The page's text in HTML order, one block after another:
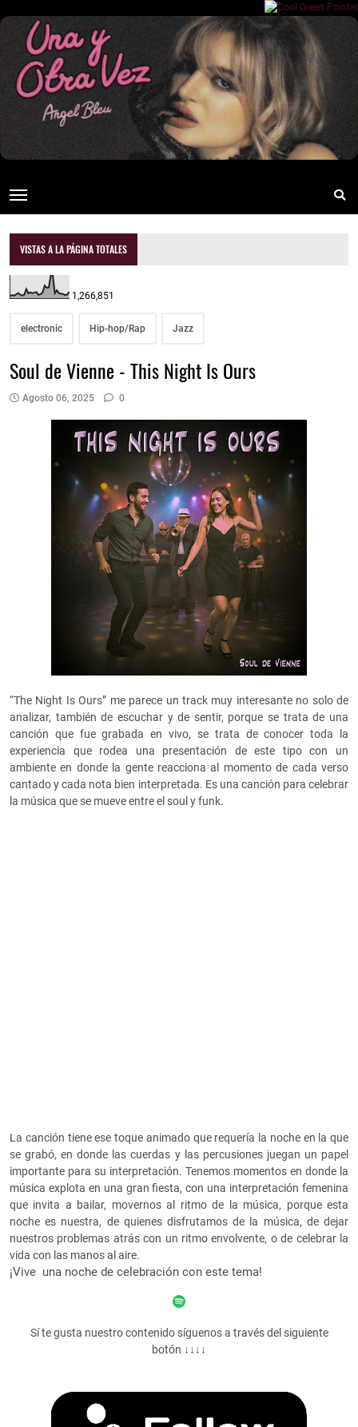
VISTAS A LA PÁGINA TOTALES
1,266,851
electronic Hip-hop/Rap Jazz
Soul de Vienne - This Night Is Ours
Agosto 06, 2025 0
“The Night Is Ours” me parece un track muy interesante no solo de
analizar, también de escuchar y de sentir, porque se trata de una
canción que fue grabada en vivo, se trata de conocer toda la
experiencia que rodea una presentación de este tipo con un
ambiente en donde la gente reacciona al momento de cada verso
cantado y cada nota bien interpretada. Es una canción para celebrar
la música que se mueve entre el soul y funk.
La canción tiene ese toque animado que requería la noche en la que
se grabó, en donde las cuerdas y las percusiones juegan un papel
importante para su interpretación. Tenemos momentos en donde la
música explota en una gran fiesta, con una interpretación femenina
que invita a bailar, movernos al ritmo de la música, porque esta
noche es nuestra, de quienes disfrutamos de la música, de dejar
nuestros problemas atrás con un ritmo envolvente, o de celebrar la
vida con las manos al aire.
¡Vive una noche de celebración con este tema!
Sí te gusta nuestro contenido síguenos a través del siguiente
botón ↓↓↓↓